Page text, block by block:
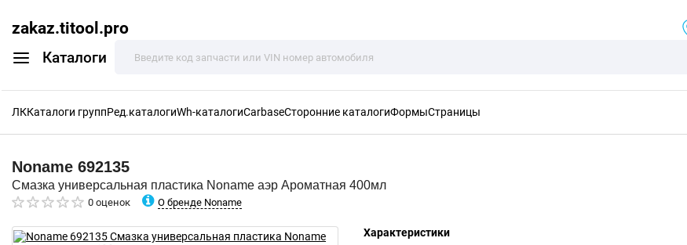
zakaz.titool.pro
Каталоги
ЛККаталоги группРед.каталогиWh-каталогиCarbaseСторонние каталогиФормыСтраницы
Noname 692135
Смазка универсальная пластика Noname аэр Ароматная 400мл
0 оценок О бренде Noname
Характеристики